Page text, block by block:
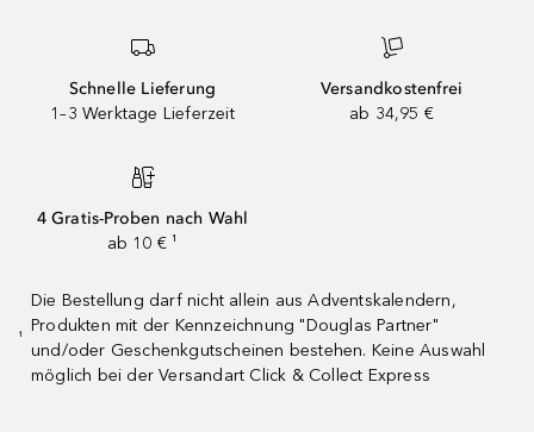
Schnelle Lieferung
1–3 Werktage Lieferzeit
Versandkostenfrei
ab 34,95 €
4 Gratis-Proben nach Wahl
ab 10 € ¹
¹
Die Bestellung darf nicht allein aus Adventskalendern,
Produkten mit der Kennzeichnung "Douglas Partner"
und/oder Geschenkgutscheinen bestehen. Keine Auswahl
möglich bei der Versandart Click & Collect Express